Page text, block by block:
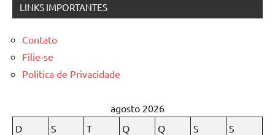
LINKS IMPORTANTES
Contato
Filie-se
Politica de Privacidade
agosto 2026
D
S T Q Q S
S